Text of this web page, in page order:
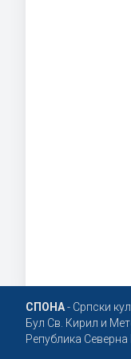
СПОНА- Српски
Бул Св. Кирил и
Република Северна